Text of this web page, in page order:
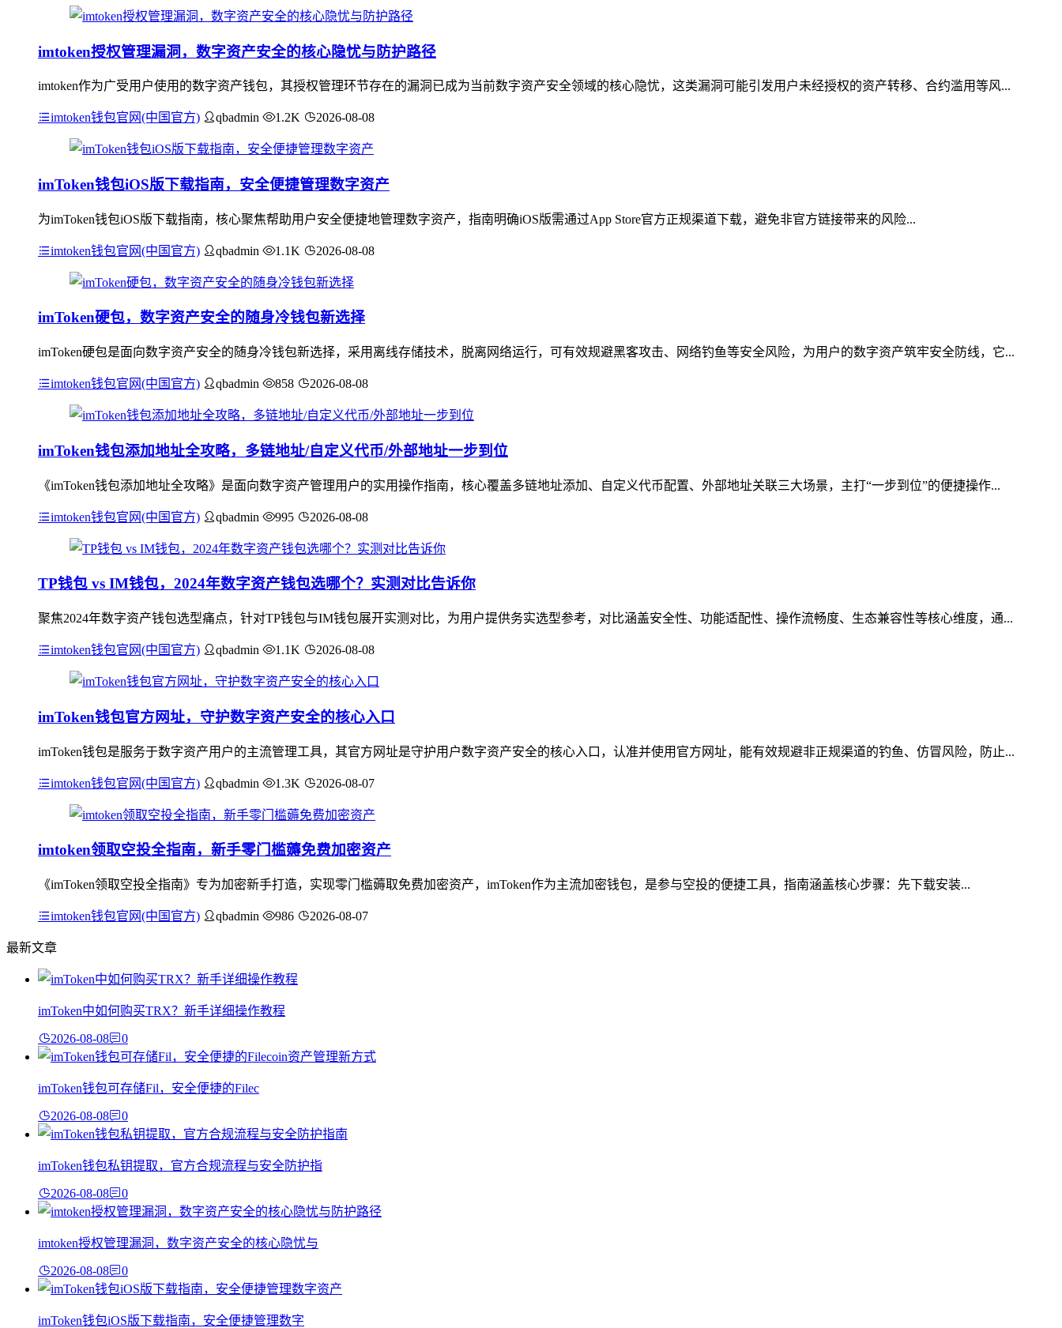
imtoken授权管理漏洞，数字资产安全的核心隐忧与防护路径
imtoken作为广受用户使用的数字资产钱包，其授权管理环节存在的漏洞已成为当前数字资产安全领域的核心隐忧，这类漏洞可能引发用户未经授权的资产转移、合约滥用等风...
imtoken钱包官网(中国官方) qbadmin 1.2K 2026-08-08
imToken钱包iOS版下载指南，安全便捷管理数字资产
为imToken钱包iOS版下载指南，核心聚焦帮助用户安全便捷地管理数字资产，指南明确iOS版需通过App Store官方正规渠道下载，避免非官方链接带来的风险...
imtoken钱包官网(中国官方) qbadmin 1.1K 2026-08-08
imToken硬包，数字资产安全的随身冷钱包新选择
imToken硬包是面向数字资产安全的随身冷钱包新选择，采用离线存储技术，脱离网络运行，可有效规避黑客攻击、网络钓鱼等安全风险，为用户的数字资产筑牢安全防线，它...
imtoken钱包官网(中国官方) qbadmin 858 2026-08-08
imToken钱包添加地址全攻略，多链地址/自定义代币/外部地址一步到位
《imToken钱包添加地址全攻略》是面向数字资产管理用户的实用操作指南，核心覆盖多链地址添加、自定义代币配置、外部地址关联三大场景，主打“一步到位”的便捷操作...
imtoken钱包官网(中国官方) qbadmin 995 2026-08-08
TP钱包 vs IM钱包，2024年数字资产钱包选哪个？实测对比告诉你
聚焦2024年数字资产钱包选型痛点，针对TP钱包与IM钱包展开实测对比，为用户提供务实选型参考，对比涵盖安全性、功能适配性、操作流畅度、生态兼容性等核心维度，通...
imtoken钱包官网(中国官方) qbadmin 1.1K 2026-08-08
imToken钱包官方网址，守护数字资产安全的核心入口
imToken钱包是服务于数字资产用户的主流管理工具，其官方网址是守护用户数字资产安全的核心入口，认准并使用官方网址，能有效规避非正规渠道的钓鱼、仿冒风险，防止...
imtoken钱包官网(中国官方) qbadmin 1.3K 2026-08-07
imtoken领取空投全指南，新手零门槛薅免费加密资产
《imToken领取空投全指南》专为加密新手打造，实现零门槛薅取免费加密资产，imToken作为主流加密钱包，是参与空投的便捷工具，指南涵盖核心步骤：先下载安装...
imtoken钱包官网(中国官方) qbadmin 986 2026-08-07
最新文章
imToken中如何购买TRX？新手详细操作教程
2026-08-08 0
imToken钱包可存储Fil，安全便捷的Filec
2026-08-08 0
imToken钱包私钥提取，官方合规流程与安全防护指
2026-08-08 0
imtoken授权管理漏洞，数字资产安全的核心隐忧与
2026-08-08 0
imToken钱包iOS版下载指南，安全便捷管理数字